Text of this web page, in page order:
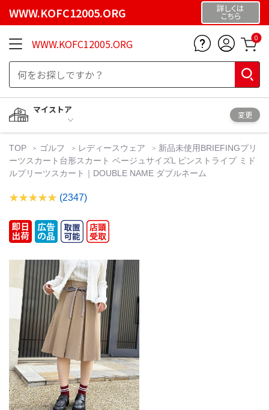
WWW.KOFC12005.ORG 詳しくは
こちら
WWW.KOFC12005.ORG 0
マイストア
変更
TOP ゴルフ レディースウェア
新品未使用BRIEFINGプリ
ーツスカート台形スカート ベージュサイズL ピンストライプ ミド
ルプリーツスカート｜DOUBLE NAME ダブルネーム
(2347)